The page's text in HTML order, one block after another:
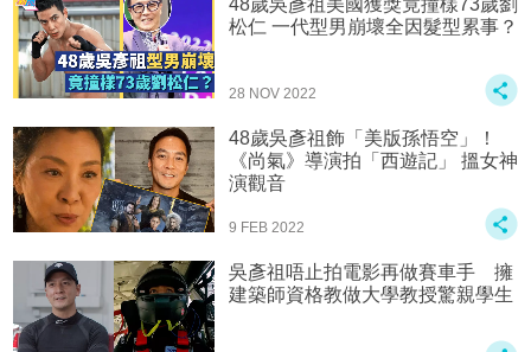
48歲吳彥祖美國獲獎竟撞樣73歲劉
松仁 一代型男崩壞全因髮型累事？
28 NOV 2022
48歲吳彥祖飾「美版孫悟空」！
《尚氣》導演拍「西遊記」 搵女神
演觀音
9 FEB 2022
吳彥祖唔止拍電影再做賽車手 擁
建築師資格教做大學教授驚親學生